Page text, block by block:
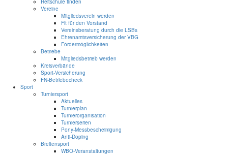
Reitschule finden
Vereine
Mitgliedsverein werden
Fit für den Vorstand
Vereinsberatung durch die LSBs
Ehrenamtsversicherung der VBG
Fördermöglichkeiten
Betriebe
Mitgliedsbetrieb werden
Kreisverbände
Sport-Versicherung
FN-Betriebecheck
Sport
Turniersport
Aktuelles
Turnierplan
Turnierorganisation
Turnierserien
Pony-Messbescheinigung
Anti-Doping
Breitensport
WBO-Veranstaltungen